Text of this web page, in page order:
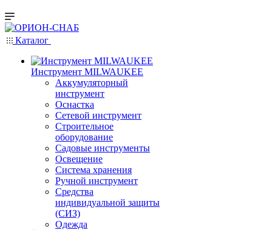
Каталог
Инструмент MILWAUKEE
Аккумуляторный
инструмент
Оснастка
Сетевой инструмент
Строительное
оборудование
Садовые инструменты
Освещение
Система хранения
Ручной инструмент
Средства
индивидуальной защиты
(СИЗ)
Одежда